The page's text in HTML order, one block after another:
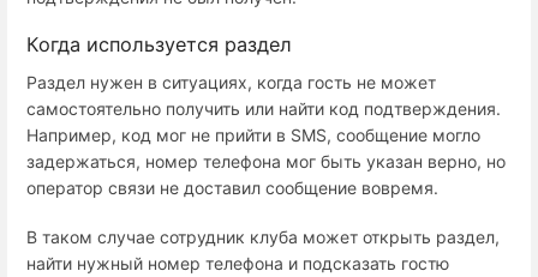
Когда используется раздел
Раздел нужен в ситуациях, когда гость не может
самостоятельно получить или найти код подтверждения.
Например, код мог не прийти в SMS, сообщение могло
задержаться, номер телефона мог быть указан верно, но
оператор связи не доставил сообщение вовремя.
В таком случае сотрудник клуба может открыть раздел,
найти нужный номер телефона и подсказать гостю